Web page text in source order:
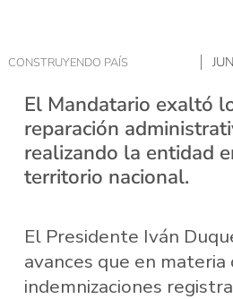
CONSTRUYENDO PAÍS
El Mandatario exaltó
reparación
realizando la entidad
territorio nacional.
El Presidente Iván
avances que en materia
indemnizaciones